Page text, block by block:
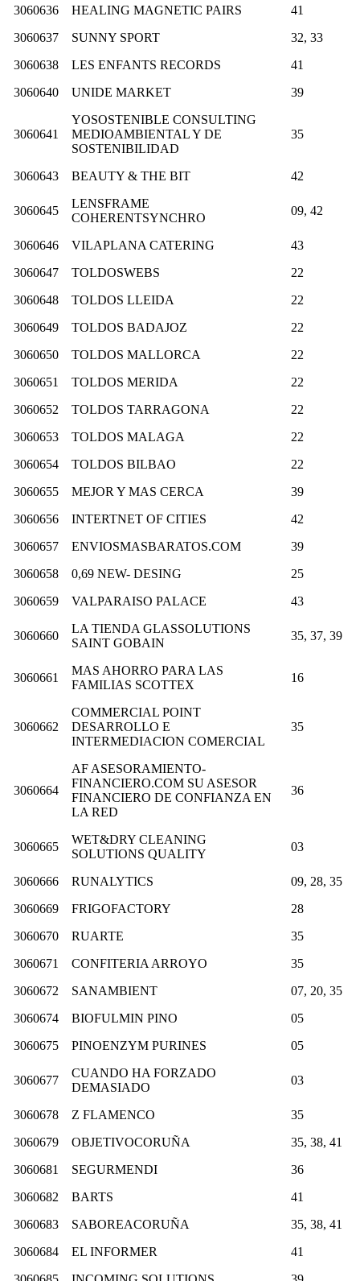
3060636 HEALING MAGNETIC PAIRS
41
3060637
SUNNY SPORT
32, 33
3060638
LES ENFANTS RECORDS
41
3060640
UNIDE MARKET 39
3060641
YOSOSTENIBLE CONSULTING
MEDIOAMBIENTAL Y DE
SOSTENIBILIDAD
35
3060643 BEAUTY & THE BIT 42
3060645
LENSFRAME
COHERENTSYNCHRO
09, 42
3060646 VILAPLANA CATERING
43
3060647
TOLDOSWEBS
22
3060648
TOLDOS LLEIDA
22
3060649
TOLDOS BADAJOZ
22
3060650
TOLDOS MALLORCA
22
3060651
TOLDOS MERIDA
22
3060652
TOLDOS TARRAGONA
22
3060653
TOLDOS MALAGA
22
3060654
TOLDOS BILBAO
22
3060655
MEJOR Y MAS CERCA
39
3060656
INTERTNET OF CITIES
42
3060657
ENVIOSMASBARATOS.COM
39
3060658
0,69 NEW- DESING
25
3060659
VALPARAISO PALACE 43
3060660
LA TIENDA GLASSOLUTIONS
SAINT GOBAIN
35, 37, 39
3060661
MAS AHORRO PARA LAS
FAMILIAS SCOTTEX
16
3060662
COMMERCIAL POINT
DESARROLLO E
INTERMEDIACION COMERCIAL
35
3060664
AF ASESORAMIENTO-
FINANCIERO.COM SU ASESOR
FINANCIERO DE CONFIANZA EN
LA RED
36
3060665
WET&DRY CLEANING
SOLUTIONS QUALITY
03
3060666 RUNALYTICS
09, 28, 35
3060669
FRIGOFACTORY
28
3060670
RUARTE
35
3060671
CONFITERIA ARROYO
35
3060672
SANAMBIENT
07, 20, 35
3060674
BIOFULMIN PINO
05
3060675
PINOENZYM PURINES 05
3060677
CUANDO HA FORZADO
DEMASIADO
03
3060678 Z FLAMENCO
35
3060679
OBJETIVOCORUÑA
35, 38, 41
3060681
SEGURMENDI
36
3060682
BARTS
41
3060683
SABOREACORUÑA
35, 38, 41
3060684
EL INFORMER
41